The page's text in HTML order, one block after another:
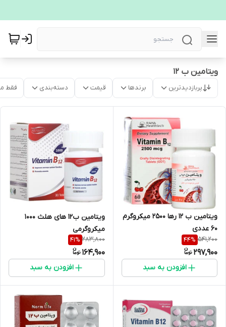
ویتامین ب 12
پربازدیدترین برندها قیمت دسته‌بندی فقط
ویتامین ب 12 رها 2500 میکروگرم
60 عددی
541,200
44%
297,900
افزودن به سبد
ویتامین ب12 های هلث 1000
میکروگرمی
283,800
41%
164,900
افزودن به سبد